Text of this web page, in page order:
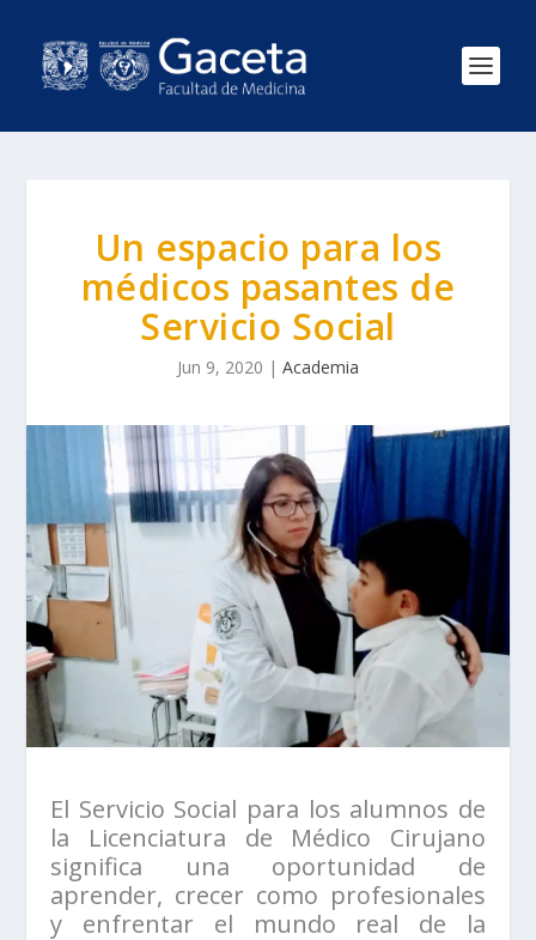
Un espacio para los
médicos pasantes de
Servicio Social
Jun 9, 2020 | Academia
El Servicio Social para los alumnos de
la Licenciatura de Médico Cirujano
significa una oportunidad de
aprender, crecer como profesionales
y enfrentar el mundo real de la